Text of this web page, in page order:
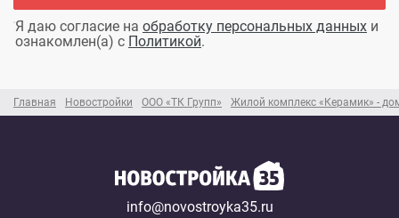
Главная Новостройки ООО «ТК Групп» Жилой комплекс «Керамик» -
Я даю согласие на обработку персональных данных и
ознакомлен(а) с Политикой.
info@novostroyka35.ru